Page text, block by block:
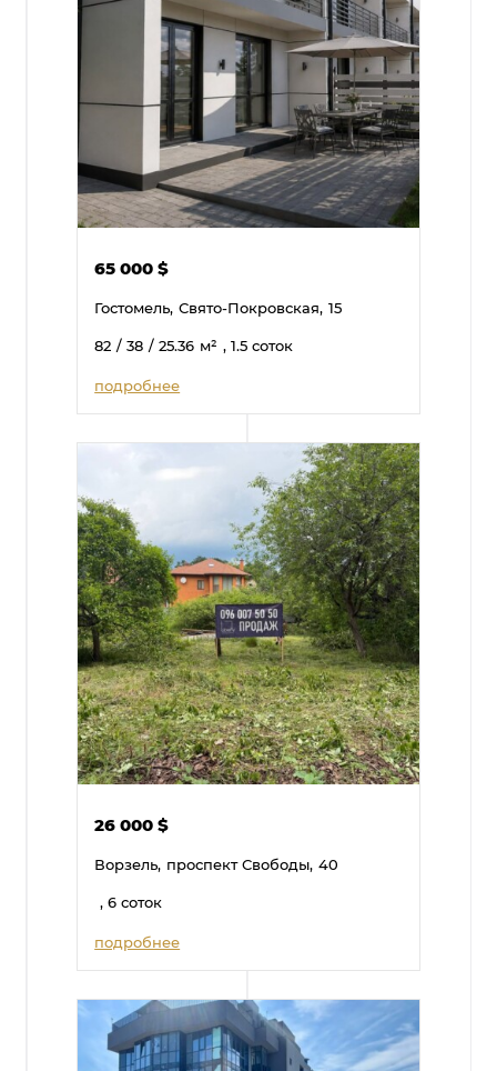
65 000$
Гостомель, Свято-Покровская, 15
82 / 38 / 25.36 м² , 1.5 соток
подробнее
26 000$
Ворзель, проспект Свободы, 40
, 6 соток
подробнее